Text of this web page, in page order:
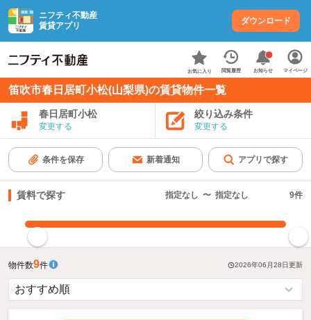
ニフティ不動産
賃貸アプリ
ダウンロード
お気に入り 閲覧履歴 お知らせ マイページ
笛吹市春日居町小松(山梨県)の賃貸物件一覧
春日居町小松
変更する
絞り込み条件
変更する
条件を保存 新着通知 アプリで探す
賃料で探す 指定なし 〜 指定なし 9件
物件数9件 2026年06月28日更新